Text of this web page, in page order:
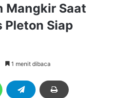
Mangkir Saat
Siap
1 menit dibaca